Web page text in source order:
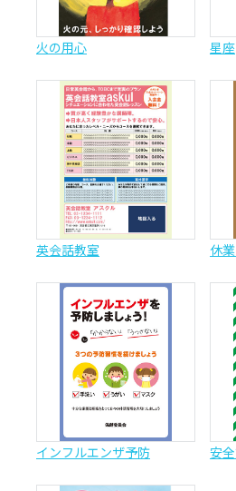
火の用心 星座
英会話教室 休
インフルエンザ予防 安